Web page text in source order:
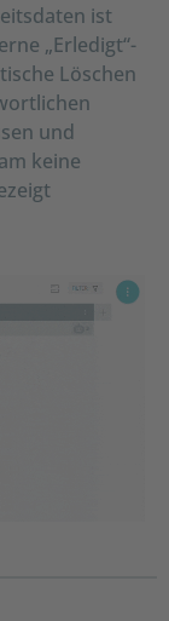
ist
„Erledigt“-
Löschen
und
keine